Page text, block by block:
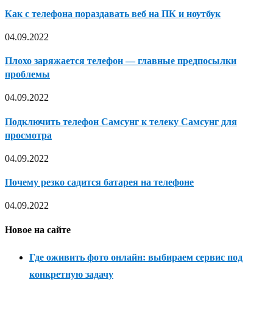
Как с телефона пораздавать веб на ПК и ноутбук
04.09.2022
Плохо заряжается телефон — главные предпосылки
проблемы
04.09.2022
Подключить телефон Самсунг к телеку Самсунг для
просмотра
04.09.2022
Почему резко садится батарея на телефоне
04.09.2022
Новое на сайте
Где оживить фото онлайн: выбираем сервис под
конкретную задачу